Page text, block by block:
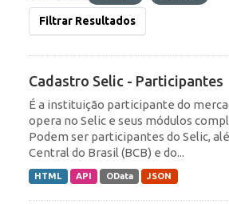
Filtrar Resultados
Cadastro Selic - Participantes
É a instituição participante do
opera no Selic e seus módulos
Podem ser participantes do Selic,
Central do Brasil (BCB) e do...
HTML API OData JSON